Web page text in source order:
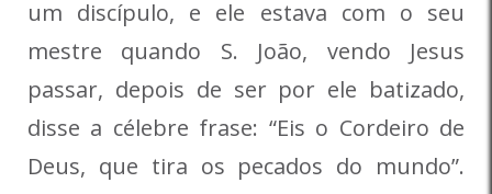
um discípulo, e ele estava com o seu
mestre quando S. João, vendo Jesus
passar, depois de ser por ele batizado,
disse a célebre frase: “Eis o Cordeiro de
Deus, que tira os pecados do mundo”.